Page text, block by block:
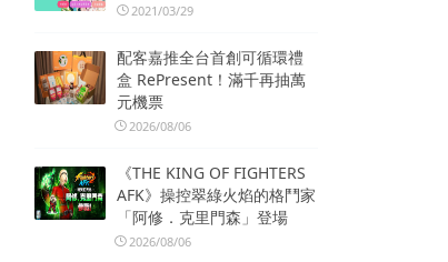
2021/03/29
配客嘉推全台首創可循環禮
盒 RePresent！滿千再抽萬
元機票
2026/08/06
《THE KING OF FIGHTERS
AFK》操控翠綠火焰的格鬥家
「阿修．克里門森」登場
2026/08/06